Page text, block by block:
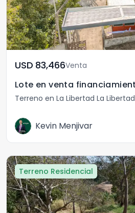
USD	83,466Venta
Terreno en La Libertad La Libertad
Kevin Menjivar
Terreno Residencial